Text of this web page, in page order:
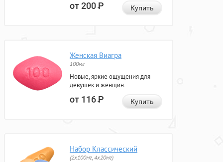
от 200Р Купить
Женская Виагра
100мг
Новые, яркие ощущения для
девушек и женщин.
от 116Р Купить
Набор Классический
(2x100мг, 4x20мг)